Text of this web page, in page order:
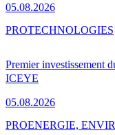
05.08.2026
Premier investissement
ICEYE
05.08.2026
PROTECHNOLOGIES
PROENERGIE,